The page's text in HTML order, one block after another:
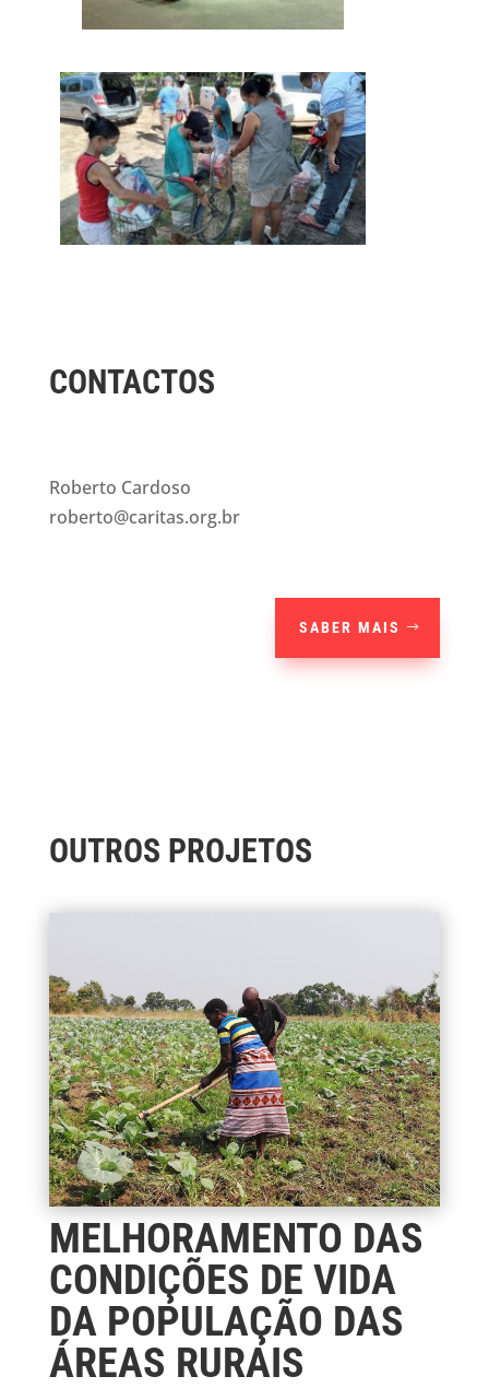
CONTACTOS
Roberto Cardoso
roberto@caritas.org.br
SABER MAIS
OUTROS PROJETOS
MELHORAMENTO DAS
CONDIÇÕES DE VIDA
DA POPULAÇÃO DAS
ÁREAS RURAIS